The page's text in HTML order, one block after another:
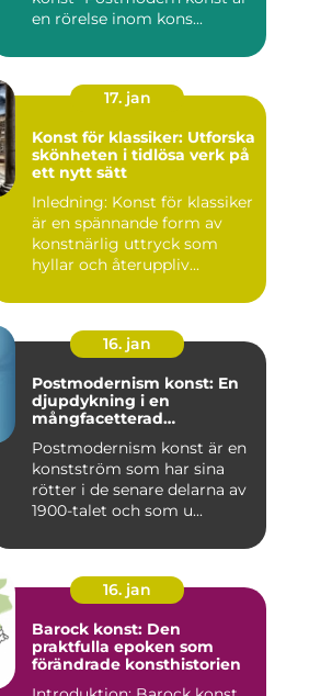
en rörelse inom kons...
17. jan
Konst för klassiker: Utforska
skönheten i tidlösa verk på
ett nytt sätt
Inledning: Konst för klassiker
är en spännande form av
konstnärlig uttryck som
hyllar och återuppliv...
16. jan
Postmodernism konst: En
djupdykning i en
mångfacetterad
Postmodernism konst är en
konstström som har sina
rötter i de senare delarna av
1900-talet och som u...
16. jan
Barock konst: Den
praktfulla epoken som
förändrade konsthistorien